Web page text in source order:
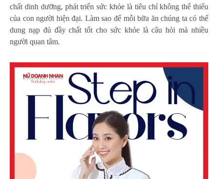
chất dinh dưỡng, phát triển sức khỏe là tiêu chí không thể thiếu
của con người hiện đại. Làm sao để mỗi bữa ăn chúng ta có thể
dung nạp đủ đầy chất tốt cho sức khỏe là câu hỏi mà nhiều
người quan tâm.